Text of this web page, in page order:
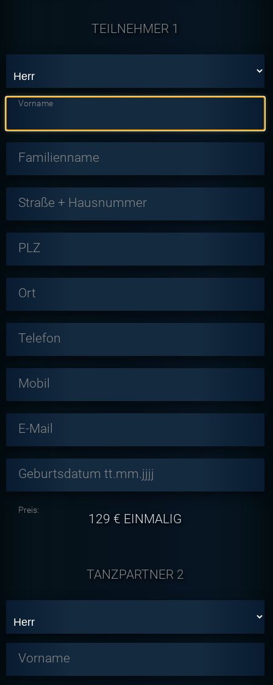
TEILNEHMER 1
Vorname
Familienname
Straße + Hausnummer
PLZ
Ort
Telefon
Mobil
E-Mail
Geburtsdatum tt.mm.jjjj
Preis:
129 € EINMALIG
TANZPARTNER 2
Vorname